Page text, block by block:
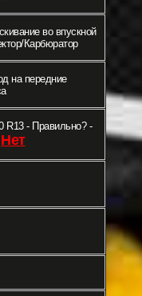
во впускной
Карбюратор
на передние
R13 - Правильно? -
Нет